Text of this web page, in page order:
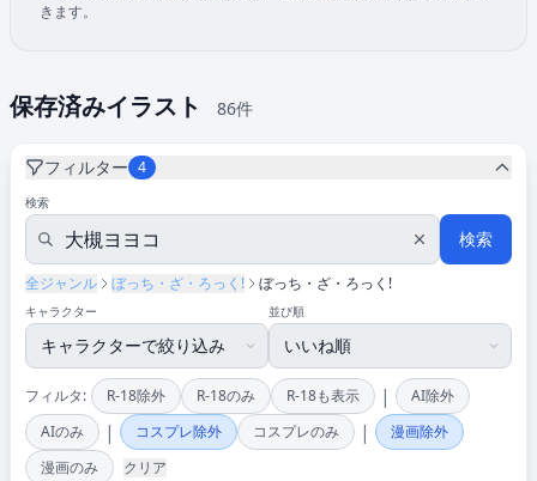
きます。
保存済みイラスト 86件
フィルター 4
検索
検索
全ジャンル ぼっち・ざ・ろっく! ぼっち・ざ・ろっく!
キャラクター 並び順
フィルタ: R-18除外 R-18のみ R-18も表示 |
AI除外
AIのみ
| コスプレ除外 コスプレのみ |
漫画除外
漫画のみ
クリア